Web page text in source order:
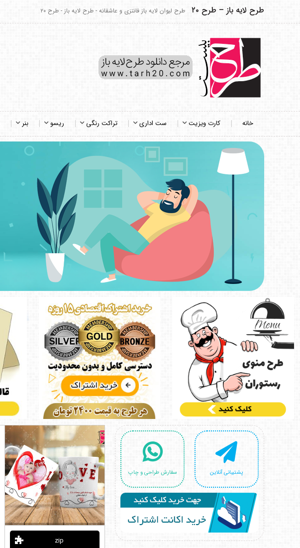
طرح لایه باز – طرح ۲۰ طرح لیوان لایه باز فانتزی و عاشقانه - طرح لایه باز - طرح ۲۰
خانه کارت ویزیت ست اداری تراکت رنگی ریسو بنر
zip
پشتیبانی آنلاین سفارش طراحی و چاپ